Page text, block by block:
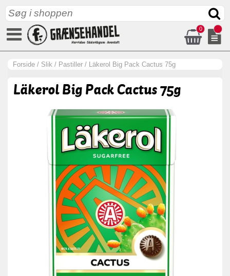
0
Forside / Slik / Pastiller / Läkerol Big Pack Cactus 75g
Läkerol Big Pack Cactus 75g